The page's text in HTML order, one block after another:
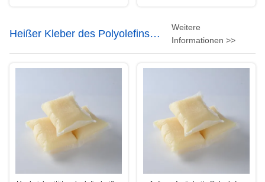
Heißer Kleber des Polyolefins
Schmelz
Weitere
Informationen >>